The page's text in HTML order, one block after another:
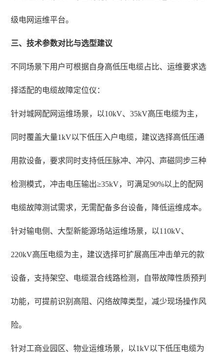
级电网运维平台。
三、技术参数对比与选型建议
不同场景下用户可根据自身高低压电缆占比、运维要求选
择适配的电缆故障定位仪：
针对城网配网运维场景，以10kV、35kV高压电缆为主，
同时覆盖大量1kV以下低压入户电缆，建议选择高低压通
用款设备，要求同时支持低压脉冲、冲闪、声磁同步三种
检测模式，冲击电压输出≥35kV，可满足90%以上的配网
电缆故障测试需求，无需配备多台设备，降低运维成本。
针对输电侧、大型新能源场站运维场景，以110kV、
220kV高压电缆为主，建议选择可扩展高压冲击单元的款
设备，支持架空、电缆混合线路检测，自带故障性质预判
功能，可提前识别高阻、闪络故障类型，减少现场操作风
险。
针对工商业园区、物业运维场景，以1kV以下低压电缆为